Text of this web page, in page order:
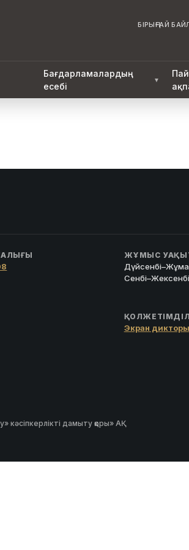
БІРЫҢҒАЙ
Бағдарламалардың
есебі
▼
ЖҰМЫС
Экран дикторы
кәсіпкерлікті дамыту қоры» АҚ